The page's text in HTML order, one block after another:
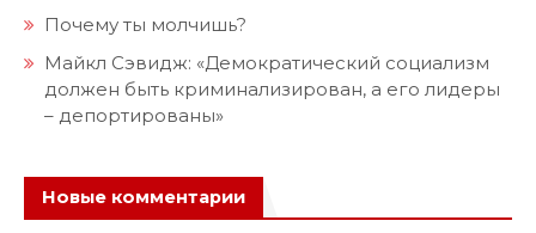
Почему ты молчишь?
Майкл Сэвидж: «Демократический социализм
должен быть криминализирован, а его лидеры
– депортированы»
Новые комментарии